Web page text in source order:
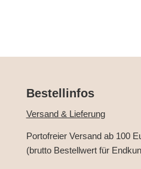
Bestellinfos
Versand & Lieferung
Portofreier Versand ab 100
(brutto Bestellwert für